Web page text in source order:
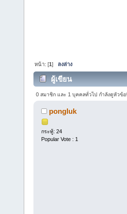
หน้า: [1] ลงล่าง
ผู้เขียน
0 สมาชิก และ 1 บุคคลทั่วไป กำลังดูหัวข้
pongluk
กระทู้: 24
Popular Vote : 1